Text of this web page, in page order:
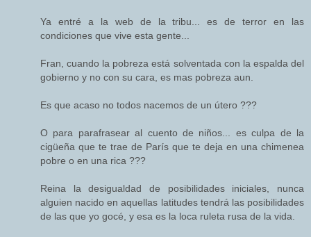
Ya entré a la web de la tribu... es de terror en las
condiciones que vive esta gente...
Fran, cuando la pobreza está solventada con la espalda del
gobierno y no con su cara, es mas pobreza aun.
Es que acaso no todos nacemos de un útero ???
O para parafrasear al cuento de niños... es culpa de la
cigüeña que te trae de París que te deja en una chimenea
pobre o en una rica ???
Reina la desigualdad de posibilidades iniciales, nunca
alguien nacido en aquellas latitudes tendrá las posibilidades
de las que yo gocé, y esa es la loca ruleta rusa de la vida.